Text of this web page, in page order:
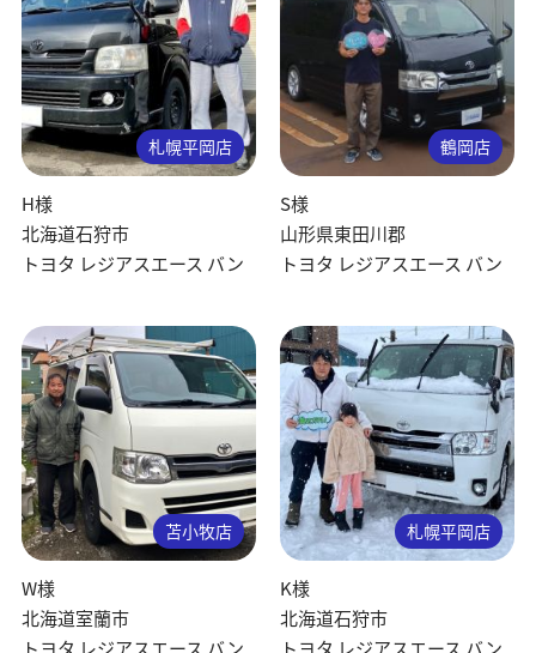
札幌平岡店
H様
北海道石狩市
トヨタ レジアスエース バン
鶴岡店
S様
山形県東田川郡
トヨタ レジアスエース バン
苫小牧店
W様
北海道室蘭市
トヨタ レジアスエース バン
札幌平岡店
K様
北海道石狩市
トヨタ レジアスエース バン